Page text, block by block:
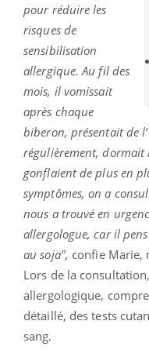
pour réduire les
risques de
sensibilisation
allergique. Au fil des
mois, il vomissait
après chaque
biberon, présentait de
régulièrement, dormait
gonflaient de plus en
symptômes, on a
nous a trouvé en
allergologue, car il
au soja", confie Marie,
Lors de la
allergologique,
détaillé, des tests
sang.